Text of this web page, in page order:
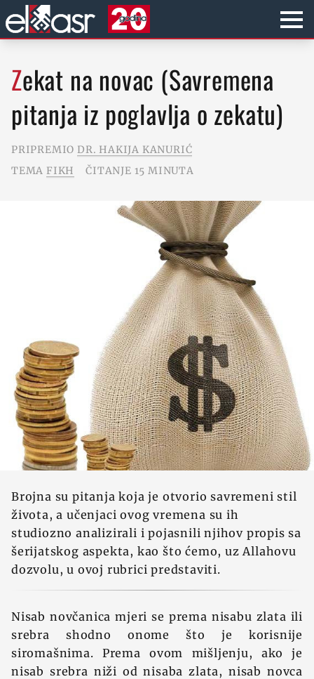
Zekat na novac (Savremena
pitanja iz poglavlja o zekatu)
PRIPREMIO DR. HAKIJA KANURIĆ
TEMA FIKH ČITANJE 15 MINUTA
Brojna su pitanja koja je otvorio savremeni stil
života, a učenjaci ovog vremena su ih
studiozno analizirali i pojasnili njihov propis sa
šerijatskog aspekta, kao što ćemo, uz Allahovu
dozvolu, u ovoj rubrici predstaviti.
Nisab novčanica mjeri se prema nisabu zlata ili
srebra shodno onome što je korisnije
siromašnima. Prema ovom mišljenju, ako je
nisab srebra niž‍i od nisaba zlata, nisab novca